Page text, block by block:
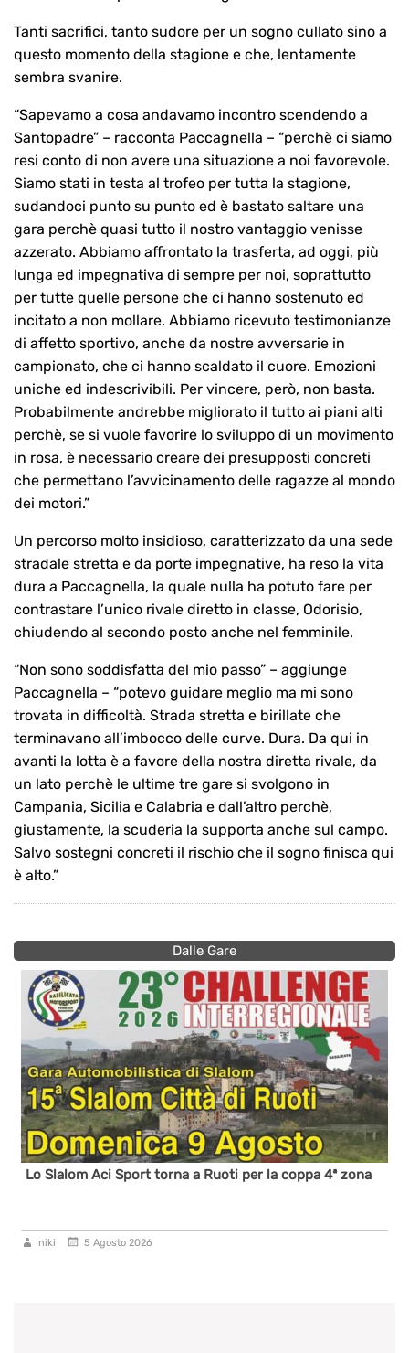
Tanti sacrifici, tanto sudore per un sogno cullato sino a
questo momento della stagione e che, lentamente
sembra svanire.
“Sapevamo a cosa andavamo incontro scendendo a
Santopadre” – racconta Paccagnella – “perchè ci siamo
resi conto di non avere una situazione a noi favorevole.
Siamo stati in testa al trofeo per tutta la stagione,
sudandoci punto su punto ed è bastato saltare una
gara perchè quasi tutto il nostro vantaggio venisse
azzerato. Abbiamo affrontato la trasferta, ad oggi, più
lunga ed impegnativa di sempre per noi, soprattutto
per tutte quelle persone che ci hanno sostenuto ed
incitato a non mollare. Abbiamo ricevuto testimonianze
di affetto sportivo, anche da nostre avversarie in
campionato, che ci hanno scaldato il cuore. Emozioni
uniche ed indescrivibili. Per vincere, però, non basta.
Probabilmente andrebbe migliorato il tutto ai piani alti
perchè, se si vuole favorire lo sviluppo di un movimento
in rosa, è necessario creare dei presupposti concreti
che permettano l’avvicinamento delle ragazze al mondo
dei motori.”
Un percorso molto insidioso, caratterizzato da una sede
stradale stretta e da porte impegnative, ha reso la vita
dura a Paccagnella, la quale nulla ha potuto fare per
contrastare l’unico rivale diretto in classe, Odorisio,
chiudendo al secondo posto anche nel femminile.
“Non sono soddisfatta del mio passo” – aggiunge
Paccagnella – “potevo guidare meglio ma mi sono
trovata in difficoltà. Strada stretta e birillate che
terminavano all’imbocco delle curve. Dura. Da qui in
avanti la lotta è a favore della nostra diretta rivale, da
un lato perchè le ultime tre gare si svolgono in
Campania, Sicilia e Calabria e dall’altro perchè,
giustamente, la scuderia la supporta anche sul campo.
Salvo sostegni concreti il rischio che il sogno finisca qui
è alto.”
Dalle Gare
Lo Slalom Aci Sport torna a Ruoti per la coppa 4ª zona
niki 5 Agosto 2026